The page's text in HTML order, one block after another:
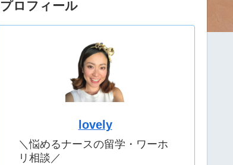
プロフィール
lovely
＼悩めるナースの留学・ワーホ
リ相談／